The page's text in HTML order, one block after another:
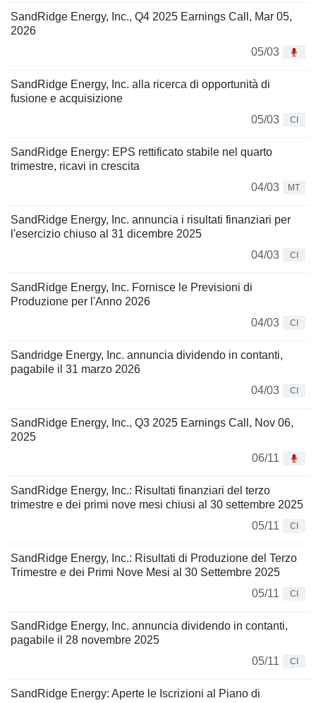
SandRidge Energy, Inc., Q4 2025 Earnings Call, Mar 05,
2026
05/03
SandRidge Energy, Inc. alla ricerca di opportunità di
fusione e acquisizione
05/03
CI
SandRidge Energy: EPS rettificato stabile nel quarto
trimestre, ricavi in crescita
04/03
MT
SandRidge Energy, Inc. annuncia i risultati finanziari per
l'esercizio chiuso al 31 dicembre 2025
04/03
CI
SandRidge Energy, Inc. Fornisce le Previsioni di
Produzione per l'Anno 2026
04/03
CI
Sandridge Energy, Inc. annuncia dividendo in contanti,
pagabile il 31 marzo 2026
04/03
CI
SandRidge Energy, Inc., Q3 2025 Earnings Call, Nov 06,
2025
06/11
SandRidge Energy, Inc.: Risultati finanziari del terzo
trimestre e dei primi nove mesi chiusi al 30 settembre 2025
05/11
CI
SandRidge Energy, Inc.: Risultati di Produzione del Terzo
Trimestre e dei Primi Nove Mesi al 30 Settembre 2025
05/11
CI
SandRidge Energy, Inc. annuncia dividendo in contanti,
pagabile il 28 novembre 2025
05/11
CI
SandRidge Energy: Aperte le Iscrizioni al Piano di